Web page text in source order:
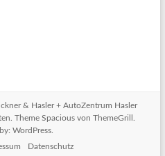
& Hasler + AutoZentrum Hasler
Theme Spaciousvon ThemeGrill.
by:WordPress
Datenschutz